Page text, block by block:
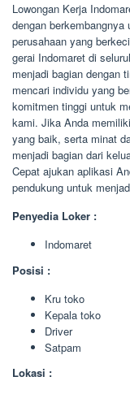
Lowongan Kerja
dengan
perusahaan yang
gerai Indomaret di
menjadi bagian dengan
mencari individu yang
komitmen tinggi untuk
kami. Jika Anda
yang baik, serta minat
menjadi bagian dari
Cepat ajukan aplikasi
pendukung untuk
Penyedia Loker :
Indomaret
Posisi :
Kru toko
Kepala toko
Driver
Satpam
Lokasi :